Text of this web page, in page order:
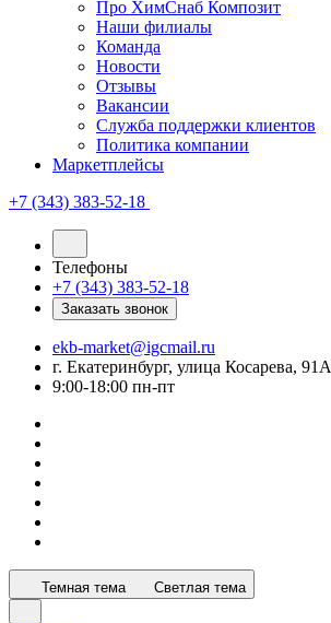
Про ХимСнаб Композит
Наши филиалы
Команда
Новости
Отзывы
Вакансии
Служба поддержки клиентов
Политика компании
Маркетплейсы
+7 (343) 383-52-18
Телефоны
+7 (343) 383-52-18
Заказать звонок
ekb-market@igcmail.ru
г. Екатеринбург, улица Косарева, 91А
9:00-18:00 пн-пт
Темная тема Светлая тема